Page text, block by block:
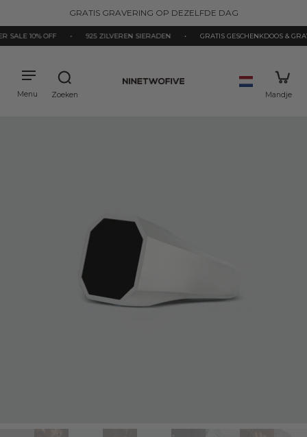
GRATIS GRAVERING OP DEZELFDE DAG
10% OFF • 925 ZILVEREN SIERADEN • GRATIS GESCHENKDOOS &